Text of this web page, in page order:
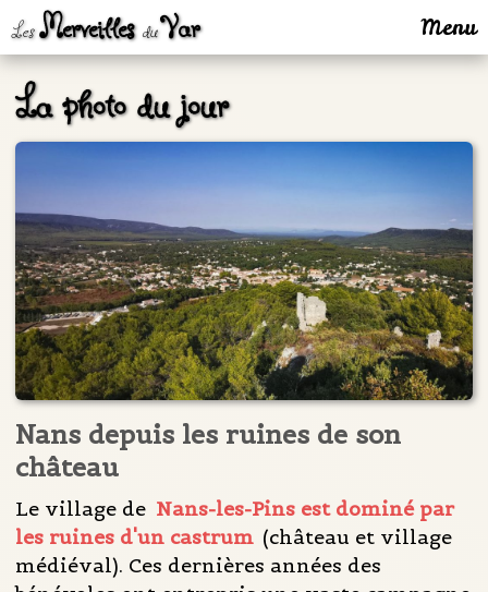
LesMerveillesduVar Menu
La photo du jour
Nans depuis les ruines de son
château
Le village de Nans-les-Pins est dominé par
les ruines d'un castrum (château et village
médiéval). Ces dernières années des